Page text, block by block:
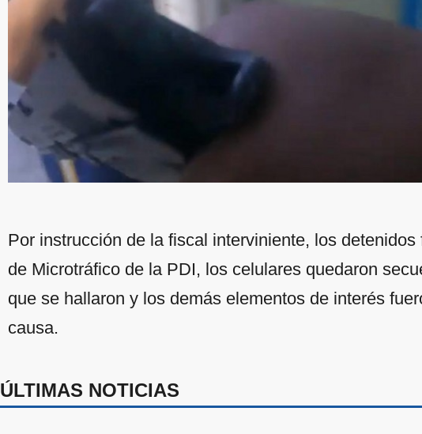
Por instrucción de la fiscal interviniente, los
de Microtráfico de la PDI, los celulares quedaron
que se hallaron y los demás elementos de interés
causa.
ÚLTIMAS NOTICIAS